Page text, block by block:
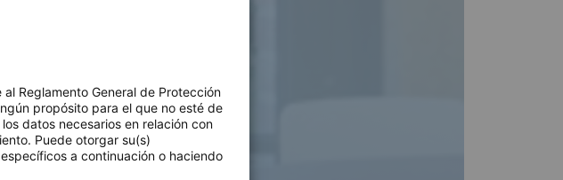
Reglamento General de Protección
propósito para el que no esté de
datos necesarios en relación con
Puede otorgar su(s)
a continuación o haciendo